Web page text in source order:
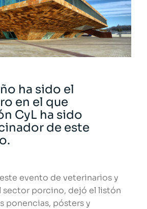
ha sido el
en el que
CyL ha sido
de este
evento de veterinarios y
sector porcino, dejó ellistón
ponencias, pósters y